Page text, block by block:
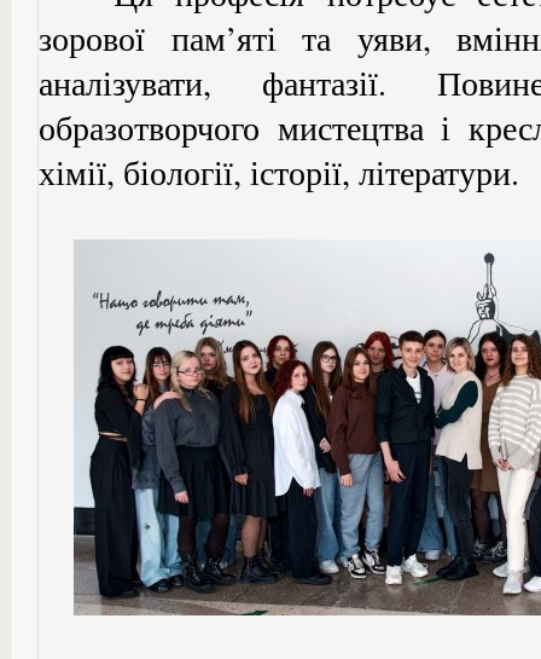
зорової пам’яті та уяви,
аналізувати, фантазії.
образотворчого мистецтва і
хімії, біології, історії, літератури.